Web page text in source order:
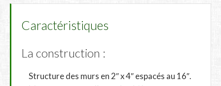
Caractéristiques
La construction :
Structure des murs en 2″ x 4″ espacés au 16″.